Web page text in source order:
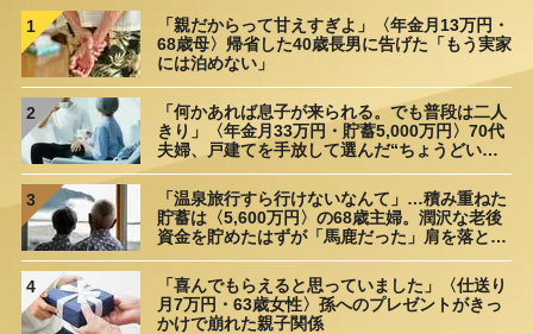
1
「親だからって甘えすぎよ」〈年金月13万円・
68歳母〉帰省した40歳長男に告げた「もう実家
には泊めない」
2
「何かあれば息子が来られる。でも普段は二人
きり」〈年金月33万円・貯蓄5,000万円〉70代
夫婦、戸建てを手放して選んだ“ちょうどいい
3
「温泉旅行すら行けないなんて」…積み重ねた
貯蓄は〈5,600万円〉の68歳主婦。潤沢な老後
資金を貯めたはずが「馬鹿だった」肩を落とす
4
「喜んでもらえると思っていました」〈仕送り
月7万円・63歳女性〉孫へのプレゼントがきっ
かけで崩れた親子関係